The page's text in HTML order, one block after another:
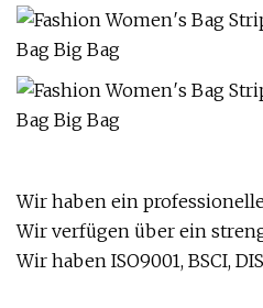
Wir haben ein
Wir verfügen über ein
Wir haben ISO9001, BSCI,